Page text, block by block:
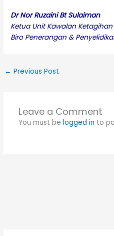
Dr Nor Ruzaini Bt Sulaiman
Ketua Unit Kawalan
Biro Penerangan &
← Previous Post
Leave a Comment
You must be logged in to